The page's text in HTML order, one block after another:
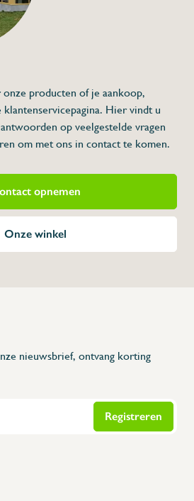
| Karperstraat 6, 8400 Oostende | België | BNP Paribas Fortis:
producten of je aankoop,
Hier vindt u
op veelgestelde vragen
om met ons in contact te komen.
opnemen
Onze winkel
nieuwsbrief, ontvang korting
Registreren